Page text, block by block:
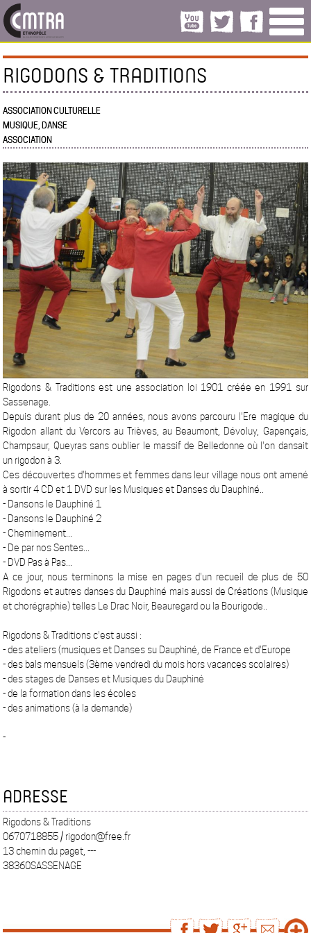
RIGODONS & TRADITIONS
ASSOCIATION CULTURELLE
MUSIQUE, DANSE
ASSOCIATION
Rigodons & Traditions est une association loi 1901 créée en 1991 sur
Sassenage.
Depuis durant plus de 20 années, nous avons parcouru l'Ere magique du
Rigodon allant du Vercors au Trièves, au Beaumont, Dévoluy, Gapençais,
Champsaur, Queyras sans oublier le massif de Belledonne où l'on dansait
un rigodon à 3.
Ces découvertes d'hommes et femmes dans leur village nous ont amené
à sortir 4 CD et 1 DVD sur les Musiques et Danses du Dauphiné..
- Dansons le Dauphiné 1
- Dansons le Dauphiné 2
- Cheminement...
- De par nos Sentes...
- DVD Pas à Pas...
A ce jour, nous terminons la mise en pages d'un recueil de plus de 50
Rigodons et autres danses du Dauphiné mais aussi de Créations (Musique
et chorégraphie) telles Le Drac Noir, Beauregard ou la Bourigode..
Rigodons & Traditions c'est aussi :
- des ateliers (musiques et Danses su Dauphiné, de France et d'Europe
- des bals mensuels (3ème vendredi du mois hors vacances scolaires)
- des stages de Danses et Musiques du Dauphiné
- de la formation dans les écoles
- des animations (à la demande)
-
ADRESSE
Rigodons & Traditions
0670718855 / rigodon@free.fr
13 chemin du paget, ---
38360SASSENAGE